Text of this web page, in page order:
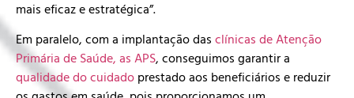
mais eficaz e estratégica”.
Em paralelo, com a implantação das clínicas de Atenção
Primária de Saúde, as APS, conseguimos garantir a
qualidade do cuidado prestado aos beneficiários e reduzir